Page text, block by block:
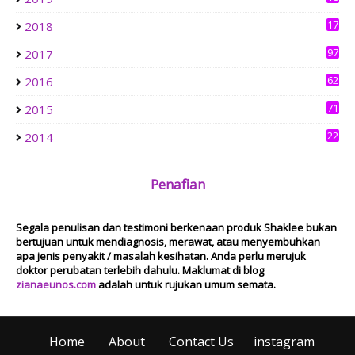
Mesyuarat Badan Kebajikan Sekolah Agama dan Penyampaian
1 week ago
Show All
2018
17
2017 97
2016 62
2015 71
2014 22
Penafian
Segala penulisan dan testimoni berkenaan produk Shaklee bukan
bertujuan untuk mendiagnosis, merawat, atau menyembuhkan
apa jenis penyakit / masalah kesihatan. Anda perlu merujuk
doktor perubatan terlebih dahulu. Maklumat di blog
zianaeunos.com adalah untuk rujukan umum semata.
Home About Contact Us instagram